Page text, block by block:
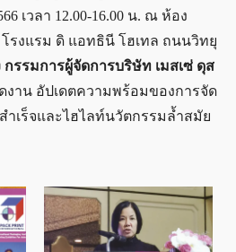
เวลา 12.00-16.00 น. ณ ห้อง
รงแรม ดิ แอทธินี โฮเทล ถนนวิทยุ
รรมการผู้จัดการบริษัท เมสเซ่ ดุส
งาน อัปเดตความพร้อมของการจัด
ำเร็จและไฮไลท์นวัตกรรมล้ำสมัย